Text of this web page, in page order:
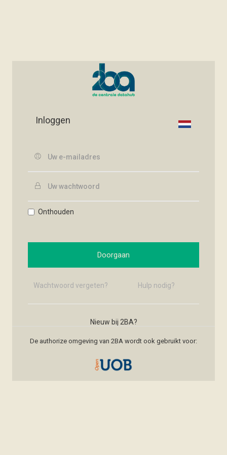
Inloggen
Onthouden
Doorgaan
Wachtwoord vergeten? Hulp nodig?
Nieuw bij 2BA?
Nieuw account maken
De authorize omgeving van 2BA wordt ook gebruikt voor: